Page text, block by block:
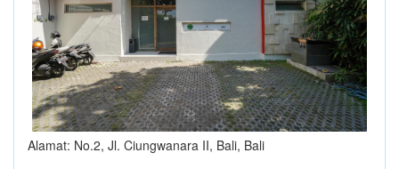
Alamat: No.2, Jl. Ciungwanara II, Bali, Bali